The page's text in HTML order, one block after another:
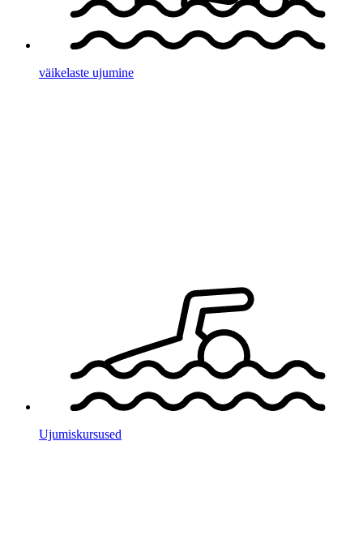
väikelaste ujumine
Ujumis­kursused